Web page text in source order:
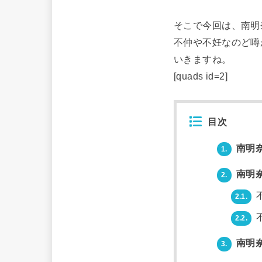
そこで今回は、南
不仲や不妊なのど
いきますね。
[quads id=2]
目次
1. 南明
2. 南明
2.1.
2.2.
3. 南明